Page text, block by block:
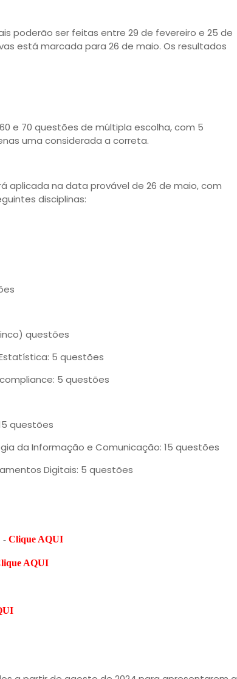
poderão ser feitas entre 29 de fevereiro e 25 de
está marcada para 26 de maio. Os resultados
e 70 questões de múltipla escolha, com 5
uma considerada a correta.
aplicada na data provável de 26 de maio, com
disciplinas:
questões
5 questões
5 questões
questões
da Informação e Comunicação: 15 questões
Digitais: 5 questões
- Clique AQUI
AQUI